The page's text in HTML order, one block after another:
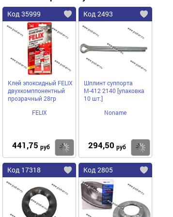
Код 35999
Клей эпоксидный FELIX
двухкомппонентный
прозрачный 28гр
FELIX
441,75 руб Купить
Код 2493
Шплинт суппорта
М-412 2140 [упаковка
10 шт.]
Noname
294,50 руб
Код 17318 Код 2805